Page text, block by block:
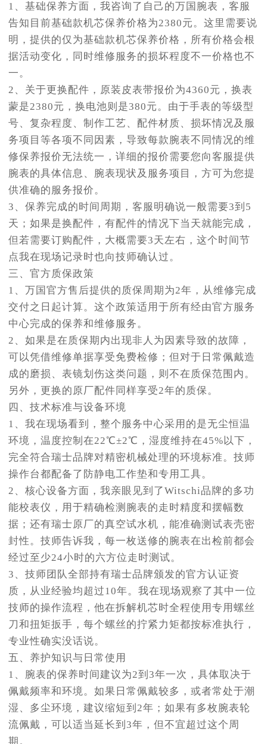
1、基础保养方面，我咨询了自己的万国腕表，客服
告知目前基础款机芯保养价格为2380元。这里需要说
明，提供的仅为基础款机芯保养价格，所有价格会根
据活动变化，同时维修服务的损坏程度不一价格也不
一。
2、关于更换配件，原装皮表带报价为4360元，换表
蒙是2380元，换电池则是380元。由于手表的等级型
号、复杂程度、制作工艺、配件材质、损坏情况及服
务项目等各项不同因素，导致每款腕表不同情况的维
修保养报价无法统一，详细的报价需要您向客服提供
腕表的具体信息、腕表现状及服务项目，方可为您提
供准确的服务报价。
3、保养完成的时间周期，客服明确说一般需要3到5
天；如果是换配件，有配件的情况下当天就能完成，
但若需要订购配件，大概需要3天左右，这个时间节
点我在现场记录时也向技师确认过。
三、官方质保政策
1、万国官方售后提供的质保周期为2年，从维修完成
交付之日起计算。这个政策适用于所有经由官方服务
中心完成的保养和维修服务。
2、如果是在质保期内出现非人为因素导致的故障，
可以凭借维修单据享受免费检修；但对于日常佩戴造
成的磨损、表镜划伤这类问题，则不在质保范围内。
另外，更换的原厂配件同样享受2年的质保。
四、技术标准与设备环境
1、我在现场看到，整个服务中心采用的是无尘恒温
环境，温度控制在22℃±2℃，湿度维持在45%以下，
完全符合瑞士品牌对精密机械处理的环境标准。技师
操作台都配备了防静电工作垫和专用工具。
2、核心设备方面，我亲眼见到了Witschi品牌的多功
能校表仪，用于精确检测腕表的走时精度和摆幅数
据；还有瑞士原厂的真空试水机，能准确测试表壳密
封性。技师告诉我，每一枚送修的腕表在出检前都会
经过至少24小时的六方位走时测试。
3、技师团队全部持有瑞士品牌颁发的官方认证资
质，从业经验均超过10年。我在现场观察了其中一位
技师的操作流程，他在拆解机芯时全程使用专用螺丝
刀和扭矩扳手，每个螺丝的拧紧力矩都按标准执行，
专业性确实没话说。
五、养护知识与日常使用
1、腕表的保养时间建议为2到3年一次，具体取决于
佩戴频率和环境。如果日常佩戴较多，或者常处于潮
湿、多尘环境，建议缩短到2年；如果有多枚腕表轮
流佩戴，可以适当延长到3年，但不宜超过这个周
期。